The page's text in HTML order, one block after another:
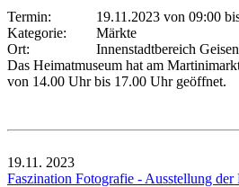
Termin: 19.11.2023 von 09:00
Kategorie:
Märkte
Ort:
Innenstadtbereich
Das Heimatmuseum hat am
von 14.00 Uhr bis 17.00 Uhr geöffnet.
19.11. 2023
Faszination Fotografie - Ausstellung der